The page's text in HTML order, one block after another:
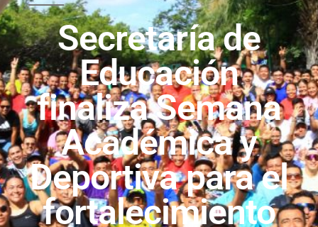
Secretaría de
Educación
finaliza Semana
Académica y
Deportiva para el
fortalecimiento